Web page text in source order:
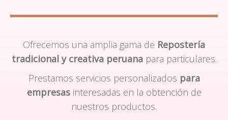
Ofrecemos una amplia gama de Repostería
tradicional y creativa peruanapara particulares.
Prestamos servicios personalizados para
empresasinteresadas en la obtención de
nuestros productos.